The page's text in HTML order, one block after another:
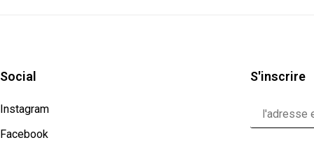
Social
Instagram
Facebook
S'inscrire